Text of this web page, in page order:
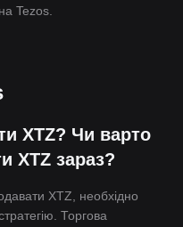
Tezos.
XTZ? Чи варто
XTZ зараз?
XTZ, необхідно
Торгова